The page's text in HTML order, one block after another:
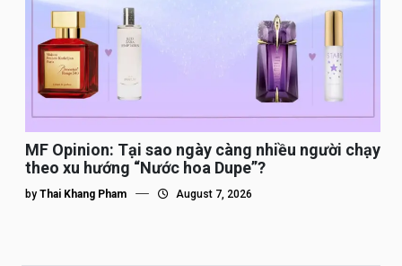
MF Opinion: Tại sao ngày càng nhiều người chạy
theo xu hướng “Nước hoa Dupe”?
by Thai Khang Pham August 7, 2026